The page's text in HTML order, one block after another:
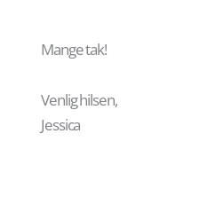
Mange tak!
Venlig hilsen,
Jessica